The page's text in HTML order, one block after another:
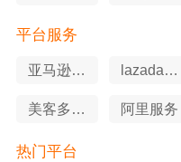
平台服务
亚马逊服
lazada服
美客多服
阿里服务
热门平台